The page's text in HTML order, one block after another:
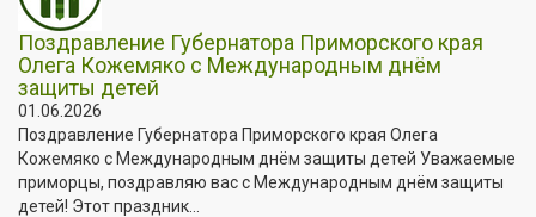
Поздравление Губернатора Приморского края
Олега Кожемяко с Международным днём
защиты детей
01.06.2026
Поздравление Губернатора Приморского края Олега
Кожемяко с Международным днём защиты детей Уважаемые
приморцы, поздравляю вас с Международным днём защиты
детей! Этот праздник...